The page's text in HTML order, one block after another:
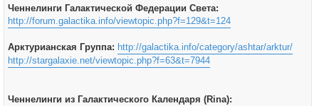
Ченнелинги Галактической Федерации Света:
http://forum.galactika.info/viewtopic.php?f=129&t=124
Арктурианская Группа: http://galactika.info/category/ashtar/arktur/
http://stargalaxie.net/viewtopic.php?f=63&t=7944
Ченнелинги из Галактического Календаря (Rina):